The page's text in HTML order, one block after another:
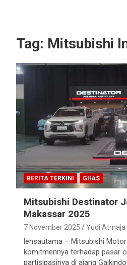
Tag: Mitsubishi
BERITA TERKINI GIIAS
Mitsubishi Destinator
Makassar 2025
7 November 2025 Yudi Atmaja
lensautama – Mitsubishi
komitmennya terhadap pasar
partisipasinya di ajang